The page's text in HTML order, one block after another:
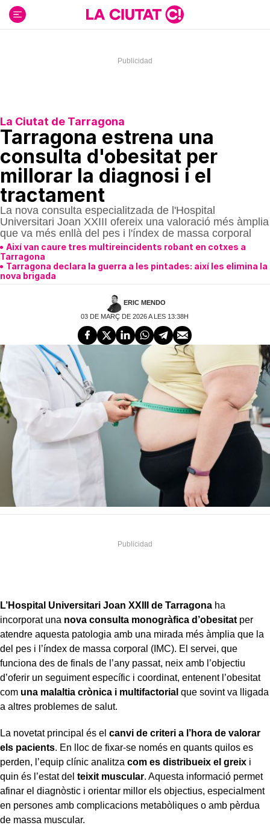
contenido
La Ciutat de Tarragona
Tarragona estrena una
consulta d'obesitat per
millorar la diagnosi i el
tractament
La nova consulta especialitzada de l'Hospital
Universitari Joan XXIII ofereix una valoració més àmplia
que va més enllà del pes i l'índex de massa corporal
Així van caure tres multireincidents robant en cotxes a
Tarragona
Tarragona declara la guerra a les pintades: així les elimina la
nova brigada
ERIC MENDO
03 DE MARÇ DE 2026 A LES 13:38H
L’Hospital Universitari Joan XXIII de Tarragona ha
incorporat una nova consulta monogràfica d’obesitat per
atendre aquesta patologia amb una mirada més àmplia que la
del pes i l’índex de massa corporal (IMC). El servei, que
funciona des de finals de l’any passat, neix amb l’objectiu
d’oferir un seguiment específic i coordinat, entenent l’obesitat
com una malaltia crònica i multifactorial que sovint va lligada
a altres problemes de salut.
La novetat principal és el canvi de criteri a l’hora de valorar
els pacients. En lloc de fixar-se només en quants quilos es
perden, l’equip clínic analitza com es distribueix el greix i
quin és l’estat del teixit muscular. Aquesta informació permet
afinar el diagnòstic i orientar millor els objectius, especialment
en persones amb complicacions metabòliques o amb pèrdua
de massa muscular.